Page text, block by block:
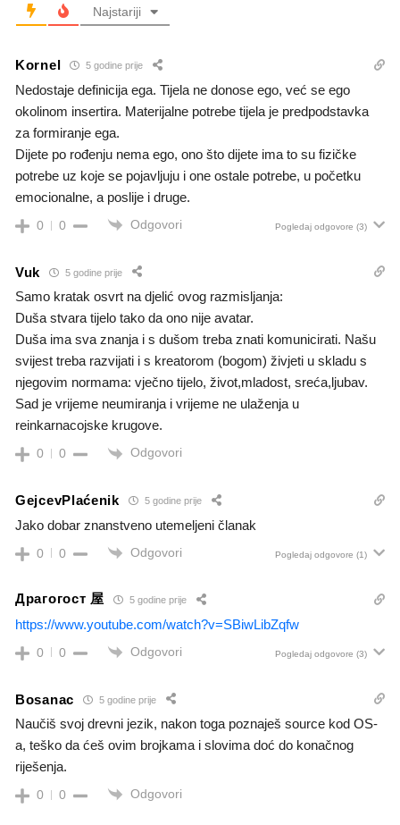
Najstariji
Kornel 5 godine prije
Nedostaje definicija ega. Tijela ne donose ego, već se ego
okolinom insertira. Materijalne potrebe tijela je predpodstavka
za formiranje ega.
Dijete po rođenju nema ego, ono što dijete ima to su fizičke
potrebe uz koje se pojavljuju i one ostale potrebe, u početku
emocionalne, a poslije i druge.
0 0 Odgovori Pogledaj odgovore (3)
Vuk 5 godine prije
Samo kratak osvrt na djelić ovog razmisljanja:
Duša stvara tijelo tako da ono nije avatar.
Duša ima sva znanja i s dušom treba znati komunicirati. Našu
svijest treba razvijati i s kreatorom (bogom) živjeti u skladu s
njegovim normama: vječno tijelo, život,mladost, sreća,ljubav.
Sad je vrijeme neumiranja i vrijeme ne ulaženja u
reinkarnacojske krugove.
0 0 Odgovori
GejcevPlaćenik 5 godine prije
Jako dobar znanstveno utemeljeni članak
0 0 Odgovori Pogledaj odgovore (1)
Драгогост 屋 5 godine prije
https://www.youtube.com/watch?v=SBiwLibZqfw
0 0 Odgovori Pogledaj odgovore (3)
Bosanac 5 godine prije
Naučiš svoj drevni jezik, nakon toga poznaješ source kod OS-
a, teško da ćeš ovim brojkama i slovima doć do konačnog
riješenja.
0 0 Odgovori